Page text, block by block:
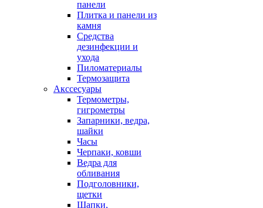
панели
Плитка и панели из
камня
Средства
дезинфекции и
ухода
Пиломатериалы
Термозащита
Аксcесуары
Термометры,
гигрометры
Запарники, ведра,
шайки
Часы
Черпаки, ковши
Ведра для
обливания
Подголовники,
щетки
Шапки,